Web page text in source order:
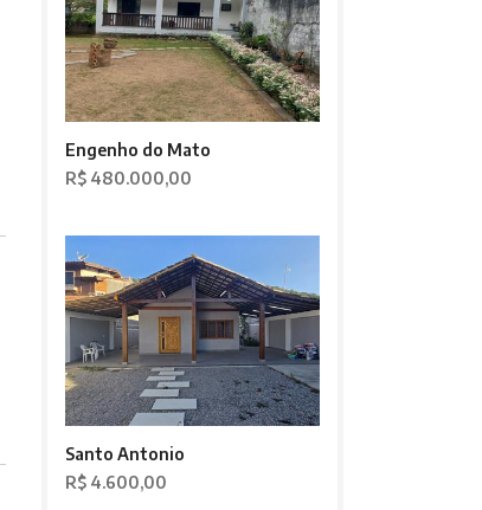
Engenho do Mato
R$ 480.000,00
Santo Antonio
R$ 4.600,00